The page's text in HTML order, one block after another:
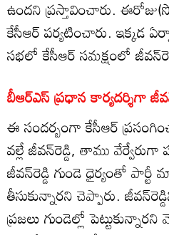
ఉందని ప్రస్తావించారు.
కేసీఆర్ పర్యటించారు. ఇక్కడ
సభలో కేసీఆర్ సమక్షంలో
బీఆర్ఎస్ ప్రధాన కార్యదర్శిగా
ఈ సందర్బంగా కేసీఆర్
వల్లే జీవన్‌రెడ్డి, తాము
జీవన్‌రెడ్డి గుండె ధైర్యంతో
తీసుకున్నారని చెప్పారు.
ప్రజలు గుండెల్లో